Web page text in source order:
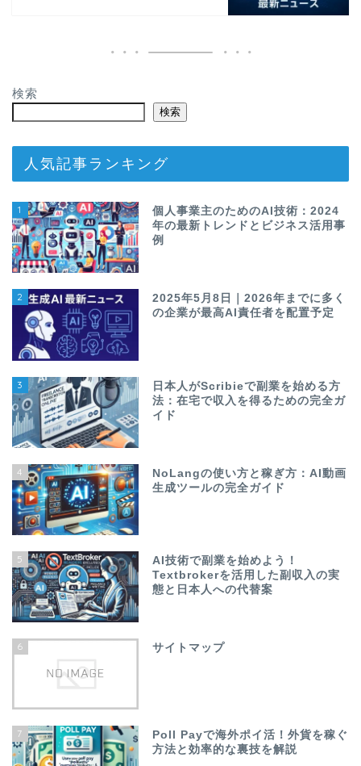
検索
検索
人気記事ランキング
1
個人事業主のためのAI技術：2024
年の最新トレンドとビジネス活用事
例
2
2025年5月8日｜2026年までに多く
の企業が最高AI責任者を配置予定
3
日本人がScribieで副業を始める方
法：在宅で収入を得るための完全ガ
イド
4
NoLangの使い方と稼ぎ方：AI動画
生成ツールの完全ガイド
5
AI技術で副業を始めよう！
Textbrokerを活用した副収入の実
態と日本人への代替案
6 サイトマップ
7
Poll Payで海外ポイ活！外貨を稼ぐ
方法と効率的な裏技を解説